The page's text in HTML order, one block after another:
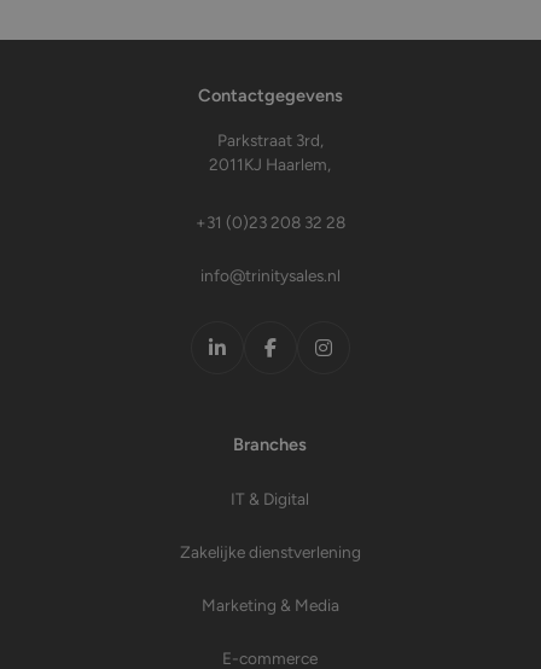
Contactgegevens
Parkstraat 3rd,
2011KJ Haarlem,
+31 (0)23 208 32 28
info@trinitysales.nl
LinkedInFacebookInstagram
Branches
IT & Digital
Zakelijke dienstverlening
Marketing & Media
E-commerce